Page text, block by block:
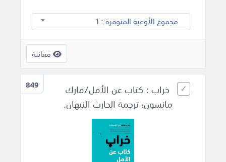
مجموع الأوعية المتوفرة : 1
معاينة
849
خراب : كتاب عن الأمل/مارك
مانسون؛ ترجمة الحارث النبهان.